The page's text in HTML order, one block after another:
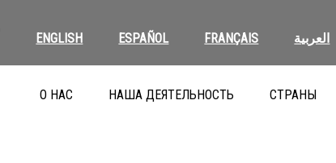
ENGLISH ESPAÑOL FRANÇAIS العربية
О НАС НАША ДЕЯТЕЛЬНОСТЬ СТРАНЫ